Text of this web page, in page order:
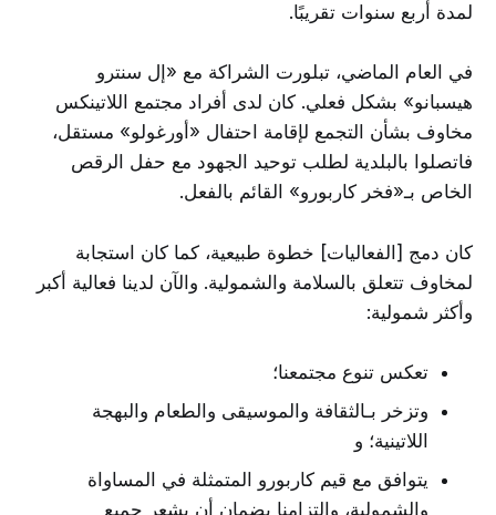
لمدة أربع سنوات تقريبًا.
في العام الماضي، تبلورت الشراكة مع «إل سنترو
هيسبانو» بشكل فعلي. كان لدى أفراد مجتمع اللاتينكس
مخاوف بشأن التجمع لإقامة احتفال «أورغولو» مستقل،
فاتصلوا بالبلدية لطلب توحيد الجهود مع حفل الرقص
الخاص بـ«فخر كاربورو» القائم بالفعل.
كان دمج [الفعاليات] خطوة طبيعية، كما كان استجابة
لمخاوف تتعلق بالسلامة والشمولية. والآن لدينا فعالية أكبر
وأكثر شمولية:
تعكس تنوع مجتمعنا؛
وتزخر بـالثقافة والموسيقى والطعام والبهجة
اللاتينية؛ و
يتوافق مع قيم كاربورو المتمثلة في المساواة
والشمولية، والتزامنا بضمان أن يشعر جميع